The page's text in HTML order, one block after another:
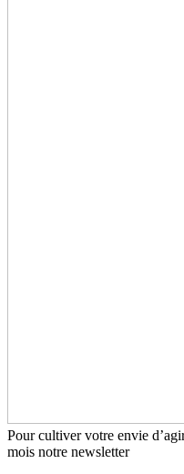
Pour cultiver votre envie
mois notre newsletter